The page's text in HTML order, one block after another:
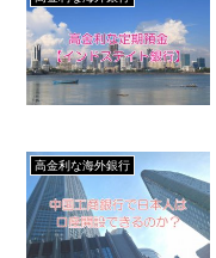
高金利な海外銀行